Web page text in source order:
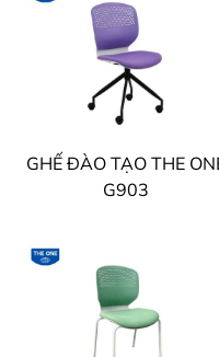
GHẾ ĐÀO TẠO THE
G903